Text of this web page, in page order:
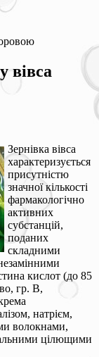
вівса
Зернівка вівса
характеризується
присутністю
значної кількості
фармакологічно
активних
субстанцій,
поданих
складними
кислот (до 85
гр. В,
натрієм,
волокнами,
цілющими